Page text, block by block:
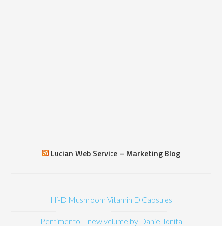
Lucian Web Service – Marketing Blog
Hi-D Mushroom Vitamin D Capsules
Pentimento – new volume by Daniel Ionita